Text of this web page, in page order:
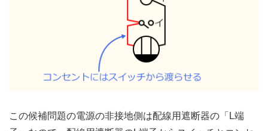
この候補問題の電源の非接地側は配線用遮断器の「L端